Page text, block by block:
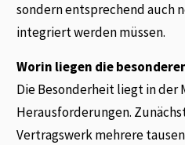
sondern entsprechend auch
integriert werden müssen.
Worin liegen die
Die Besonderheit liegt in der
Herausforderungen.
Vertragswerk mehrere